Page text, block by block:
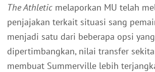
The Athletic melaporkan MU telah
penjajakan terkait situasi sang
menjadi satu dari beberapa opsi
dipertimbangkan, nilai transfer
membuat Summerville lebih